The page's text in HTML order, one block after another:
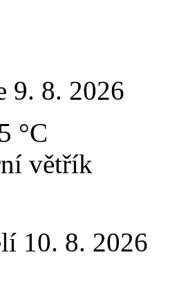
9. 8. 2026
°C
větřík
10. 8. 2026